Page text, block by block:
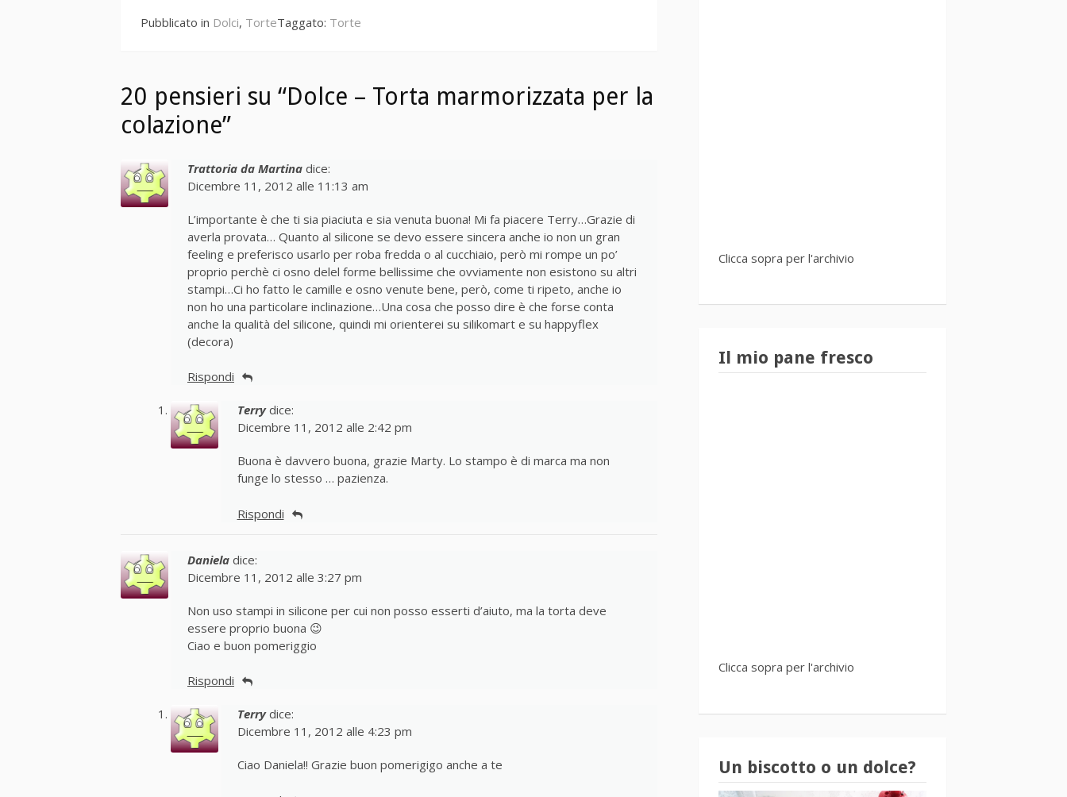
leggere
Pubblicato in Dolci, TorteTaggato: Torte
20 pensieri su “Dolce – Torta marmorizzata per la
colazione”
Trattoria da Martina dice:
Dicembre 11, 2012 alle 11:13 am
L’importante è che ti sia piaciuta e sia venuta buona! Mi fa piacere Terry…Grazie di
averla provata… Quanto al silicone se devo essere sincera anche io non un gran
feeling e preferisco usarlo per roba fredda o al cucchiaio, però mi rompe un po’
proprio perchè ci osno delel forme bellissime che ovviamente non esistono su altri
stampi…Ci ho fatto le camille e osno venute bene, però, come ti ripeto, anche io
non ho una particolare inclinazione…Una cosa che posso dire è che forse conta
anche la qualità del silicone, quindi mi orienterei su silikomart e su happyflex
(decora)
Rispondi
Terry dice:
Dicembre 11, 2012 alle 2:42 pm
Buona è davvero buona, grazie Marty. Lo stampo è di marca ma non
funge lo stesso … pazienza.
Rispondi
Daniela dice:
Dicembre 11, 2012 alle 3:27 pm
Non uso stampi in silicone per cui non posso esserti d’aiuto, ma la torta deve
essere proprio buona 😉
Ciao e buon pomeriggio
Rispondi
Terry dice:
Dicembre 11, 2012 alle 4:23 pm
Ciao Daniela!! Grazie buon pomerigigo anche a te
Clicca sopra per l'archivio
Il mio pane fresco
Clicca sopra per l'archivio
Un biscotto o un dolce?